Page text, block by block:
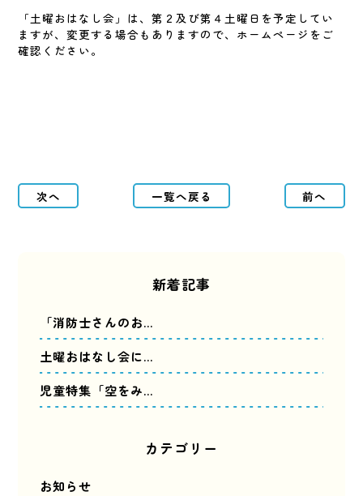
「土曜おはなし会」は、第２及び第４土曜日を予定してい
ますが、変更する場合もありますので、ホームページをご
確認ください。
次へ 一覧へ戻る 前へ
新着記事
「消防士さんのお…
土曜おはなし会に…
児童特集「空をみ…
カテゴリー
お知らせ